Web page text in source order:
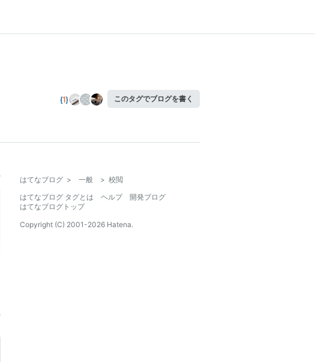
このタグでブログを書く
はてなブログ > 一般 > 校閲
はてなブログ タグとは
ヘルプ
開発ブログ
はてなブログトップ
Copyright (C) 2001-2026 Hatena.